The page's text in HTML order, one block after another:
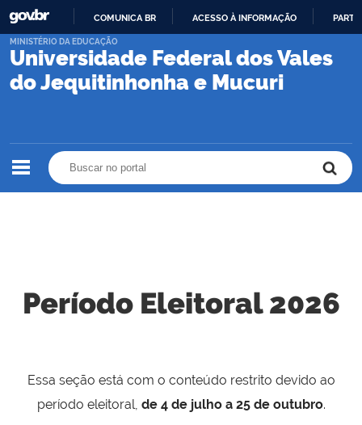
PARA
CONTEÚDO
COMUNICA BR ACESSO À INFORMAÇÃO
Universidade Federal dos Vales
do Jequitinhonha e Mucuri
MINISTÉRIO DA EDUCAÇÃO
Período Eleitoral 2026
Essa seção está com o conteúdo restrito devido ao
período eleitoral, de 4 de julho a 25 de outubro.